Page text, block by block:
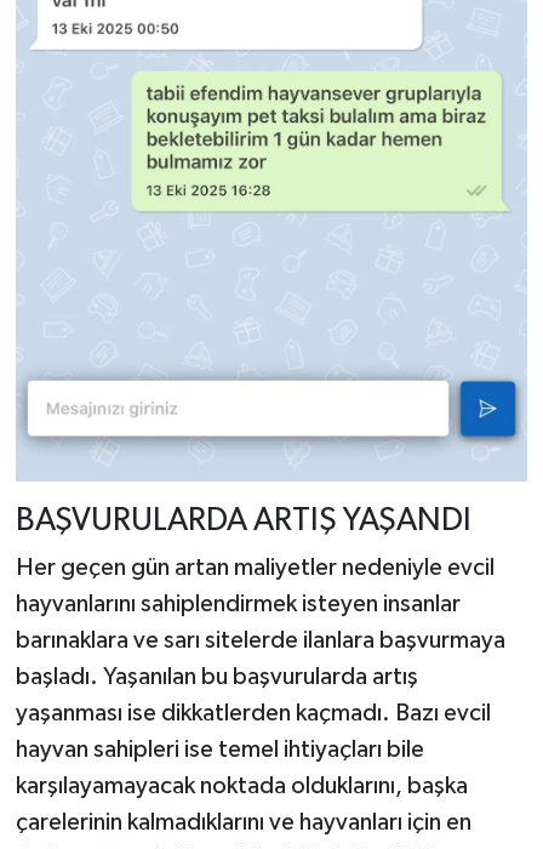
BAŞVURULARDA ARTIŞ YAŞANDI
Her geçen gün artan maliyetler nedeniyle evcil
hayvanlarını sahiplendirmek isteyen insanlar
barınaklara ve sarı sitelerde ilanlara başvurmaya
başladı. Yaşanılan bu başvurularda artış
yaşanması ise dikkatlerden kaçmadı. Bazı evcil
hayvan sahipleri ise temel ihtiyaçları bile
karşılayamayacak noktada olduklarını, başka
çarelerinin kalmadıklarını ve hayvanları için en